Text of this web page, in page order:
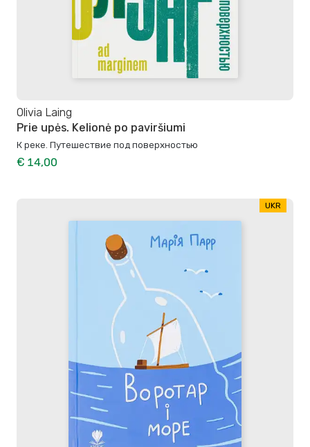
Olivia Laing
Prie upės. Kelionė po paviršiumi
К реке. Путешествие под поверхностью
€ 14,00
UKR